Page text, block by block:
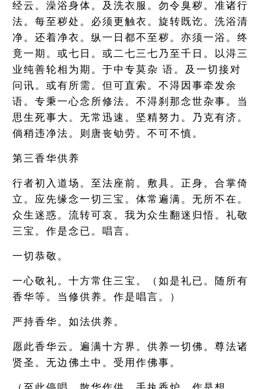
经云。澡浴身体。及洗衣服。勿令臭秽。准诸行
法。每至秽处。必须更触衣。旋转既讫。洗浴清
净。还着净衣。纵一日都不至秽。亦须一浴。终
竟一期。或七日。或二七三七乃至千日。以淂三
业纯善轮相为期。于中专莫杂 语。及一切接对
问讯。或有所需。但可直索。不淂因事牵发余
语。专秉一心念所修法。不淂刹那念世杂事。当
思生死事大。无常迅速。坚精努力。乃克有济。
倘稍违净法。则唐丧劬劳。不可不慎。
第三香华供养
行者初入道场。至法座前。敷具。正身。合掌倚
立。应先缘念一切三宝。体常遍满。无所不在。
众生迷惑。流转可哀。我为众生翻迷归悟。礼敬
三宝。作是念已。唱言。
一切恭敬。
一心敬礼。十方常住三宝。（如是礼已。随所有
香华等。当修供养。作是唱言。）
严持香华。如法供养。
愿此香华云。遍满十方界。供养一切佛。尊法诸
贤圣。无边佛土中。受用作佛事。